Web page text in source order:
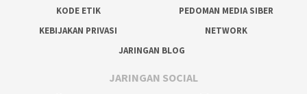
KODE ETIK
PEDOMAN MEDIA SIBER
KEBIJAKAN PRIVASI
NETWORK
JARINGAN BLOG
JARINGAN SOCIAL